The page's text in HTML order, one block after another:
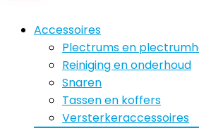
Accessoires
Plectrums en
Reiniging en onderhoud
Snaren
Tassen en koffers
Versterkeraccessoires